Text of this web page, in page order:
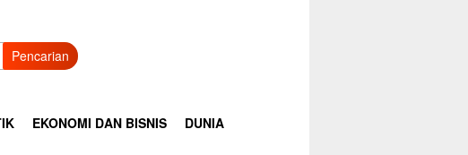
Pencarian
EKONOMI DAN BISNIS DUNIA